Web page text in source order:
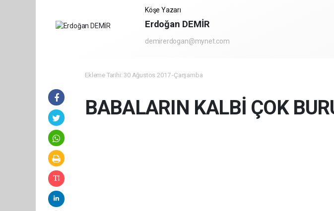
Köşe Yazarı
Erdoğan DEMİR
demirerdogan@mynet.com
Ekleme Tarihi: 30 Ağustos 2017 -Çarşamba
BABALARIN KALBİ ÇOK